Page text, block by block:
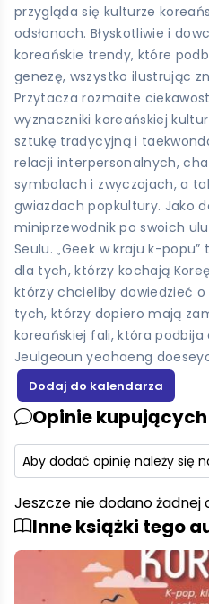
przygląda się kulturze
odsłonach. Błyskotliwie i
koreańskie trendy, które
genezę, wszystko ilustrując
Przytacza rozmaite
wyznaczniki koreańskiej
sztukę tradycyjną i
relacji interpersonalnych,
symbolach i zwyczajach, a
gwiazdach popkultury. Jako
miniprzewodnik po swoich
Seulu. „Geek w kraju k-
dla tych, którzy kochają
którzy chcieliby dowiedzieć
tych, którzy dopiero mają
koreańskiej fali, która podbija
Jeulgeoun yeohaeng
Opinie kupujących
Aby dodać opinię należy się
Jeszcze nie dodano żadnej
Inne książki tego